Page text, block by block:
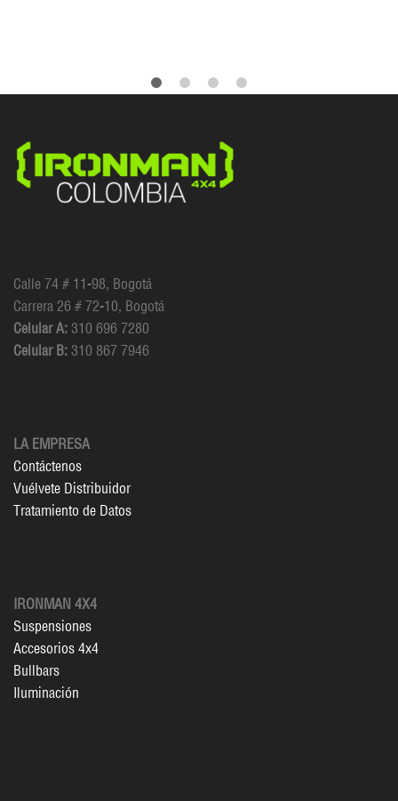
Calle 74 # 11-98, Bogotá
Carrera 26 # 72-10, Bogotá
Celular A: 310 696 7280
Celular B: 310 867 7946
LA EMPRESA
Contáctenos
Vuélvete Distribuidor
Tratamiento de Datos
IRONMAN 4X4
Suspensiones
Accesorios 4x4
Bullbars
Iluminación